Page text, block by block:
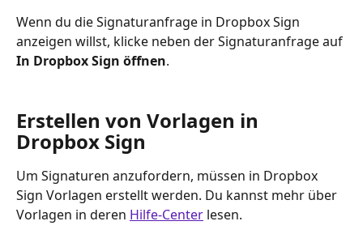
Wenn du die Signaturanfrage in Dropbox Sign
anzeigen willst, klicke neben der Signaturanfrage auf
In Dropbox Sign öffnen.
Erstellen von Vorlagen in
Dropbox Sign
Um Signaturen anzufordern, müssen in Dropbox
Sign Vorlagen erstellt werden. Du kannst mehr über
Vorlagen in deren Hilfe-Center lesen.